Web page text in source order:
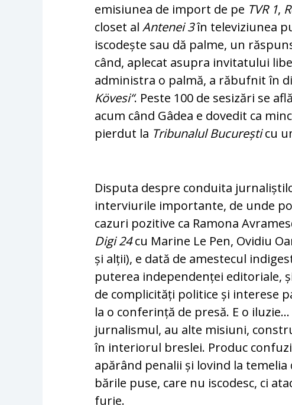
emisiunea de import de pe TVR 1,
closet alAntenei 3în televiziunea
isco­dește sau dă palme, un
când, aplecat asu­pra invitatului
administra o palmă, a răbufnit în
Kövesi“. Peste 100 de sesizări se
acum când Gâdea e dovedit ca
pier­dut la Tribunalul Bucureșticu
Disputa despre conduita
interviurile importante, de unde
cazuri pozitive ca Ramona
Digi 24cu Ma­rine Le Pen, Ovidiu
și alții), e dată de ames­tecul
puterea independenței editoriale,
de com­plicități politice și interese
la o conferință de presă. E o
jurnalismul, au alte misiuni,
în interiorul breslei. Produc
apărând penalii și lovind la
bările puse, care nu iscodesc, ci
furie.